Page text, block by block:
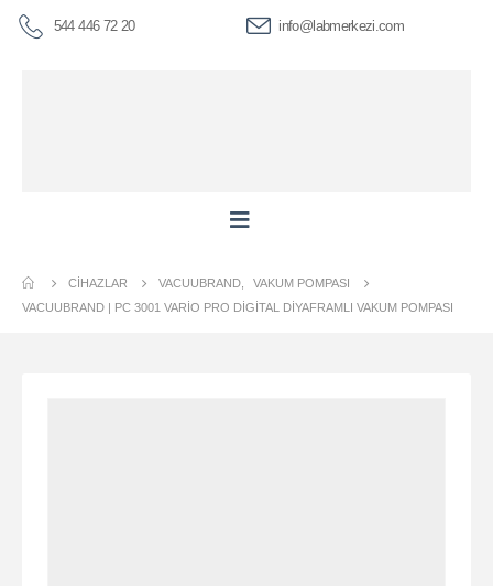
544 446 72 20 info@labmerkezi.com
CIHAZLAR VACUUBRAND
VAKUM POMPASI
VACUUBRAND | PC 3001 VARIO PRO DIGITAL DIYAFRAMLI VAKUM POMPASI